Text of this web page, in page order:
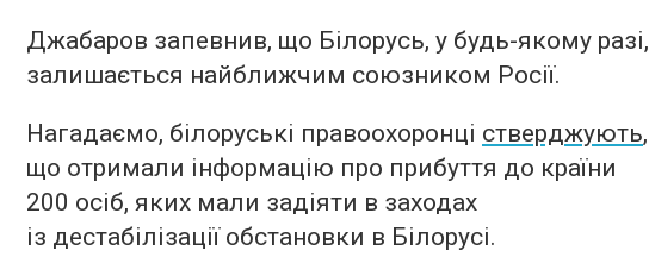
Джабаров запевнив, що Білорусь, у будь-якому разі,
залишається найближчим союзником Росії.
Нагадаємо, білоруські правоохоронці стверджують,
що отримали інформацію про прибуття до країни
200 осіб, яких мали задіяти в заходах
із дестабілізації обстановки в Білорусі.